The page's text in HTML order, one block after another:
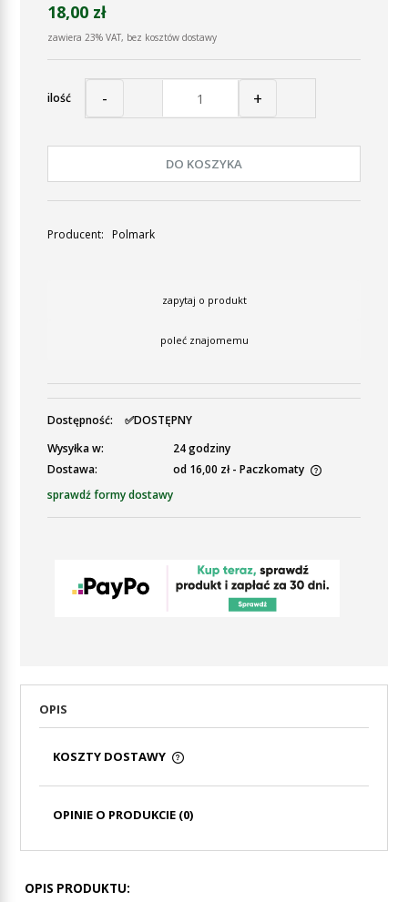
18,00 zł
zawiera 23% VAT, bez kosztów dostawy
ilość - +
DO KOSZYKA
Producent: Polmark
zapytaj o produkt
poleć znajomemu
Dostępność:
✅DOSTĘPNY
Wysyłka w:
24 godziny
Dostawa:
od 16,00 zł - Paczkomaty
Cena nie zawiera ewentualnych kosztów płatności
sprawdź formy dostawy
OPIS
KOSZTY DOSTAWY
PŁATNOŚCI
OPINIE O PRODUKCIE (0)
OPIS PRODUKTU: